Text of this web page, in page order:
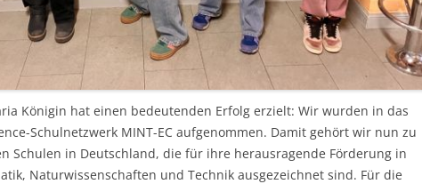
Königin hat einen bedeutenden Erfolg erzielt: Wir wurden in das
Schulnetzwerk MINT-EC aufgenommen. Damit gehört wir nun zu
Schulen in Deutschland, die für ihre herausragende Förderung in
Naturwissenschaften und Technik ausgezeichnet sind. Für die